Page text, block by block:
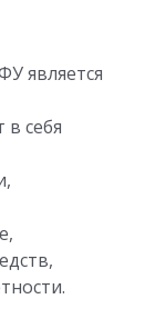
является
себя